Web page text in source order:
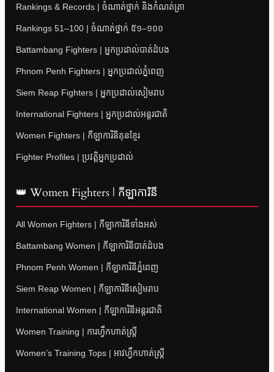
Rankings & Records | ចំណាត់ថ្នាក់ និងកំណត់ត្រា
Rankings 51–100 | ចំណាត់ថ្នាក់ ៥១–១០០
Battambang Fighters | អ្នកប្រដាល់បាត់ដំបង
Phnom Penh Fighters | អ្នកប្រដាល់ភ្នំពេញ
Siem Reap Fighters | អ្នកប្រដាល់សៀមរាប
International Fighters | អ្នកប្រដាល់អន្តរជាតិ
Women Fighters | កីឡាការិនីគុនខ្មែរ
Fighter Profiles | ប្រវត្តិអ្នកប្រដាល់
👑 Women Fighters | កីឡាការិនី
All Women Fighters | កីឡាការិនីទាំងអស់
Battambang Women | កីឡាការិនីបាត់ដំបង
Phnom Penh Women | កីឡាការិនីភ្នំពេញ
Siem Reap Women | កីឡាការិនីសៀមរាប
International Women | កីឡាការិនីអន្តរជាតិ
Women Training | ការហ្វឹកហាត់ស្ត្រី
Women’s Training Tops | អាវហ្វឹកហាត់ស្ត្រី